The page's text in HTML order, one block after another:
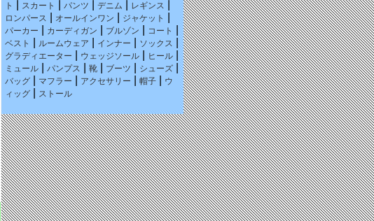
ト
スカート パンツ デニム レギンス
ロンパース オールインワン ジャケット
パーカー カーディガン ブルゾン コート
ベスト ルームウェア インナー ソックス
グラディエーター ウェッジソール ヒール
ミュール パンプス 靴 ブーツ シューズ
バッグ マフラー アクセサリー 帽子
ウ
ィッグ
ストール